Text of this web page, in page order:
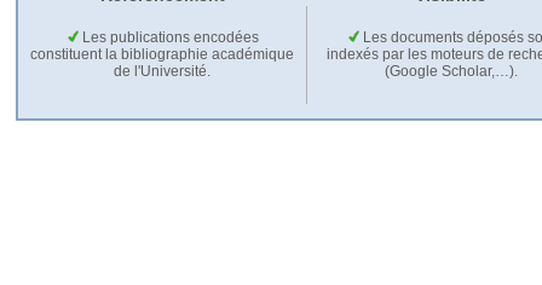
Les publications encodées
constituent la bibliographie académique
de l'Université.
Les documents déposés
indexés par les moteurs de
(Google Scholar,…).